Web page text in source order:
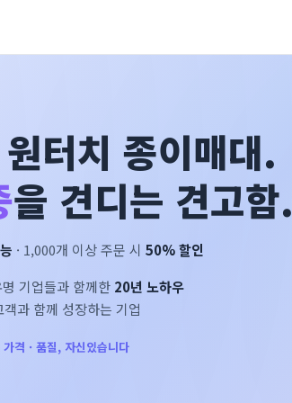
원터치 종이매대.
을 견디는 견고함.
· 1,000개 이상 주문 시 50% 할인
기업들과 함께한 20년 노하우
객과 함께 성장하는 기업
가격 · 품질, 자신있습니다